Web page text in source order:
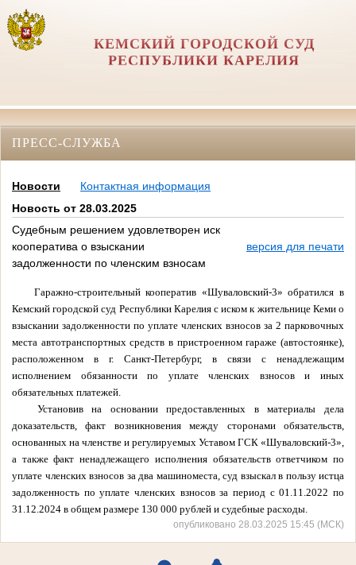
КЕМСКИЙ ГОРОДСКОЙ СУД
РЕСПУБЛИКИ КАРЕЛИЯ
ПРЕСС-СЛУЖБА
Новости
Контактная информация
Новость от 28.03.2025
Судебным решением удовлетворен иск
кооператива о взыскании
задолженности по членским взносам
версия для печати
Гаражно-строительный кооператив «Шуваловский-3» обратился в
Кемский городской суд Республики Карелия с иском к жительнице Кеми о
взыскании задолженности по уплате членских взносов за 2 парковочных
места автотранспортных средств в пристроенном гараже (автостоянке),
расположенном в г. Санкт-Петербург, в связи с ненадлежащим
исполнением обязанности по уплате членских взносов и иных
обязательных платежей.
Установив на основании предоставленных в материалы дела
доказательств, факт возникновения между сторонами обязательств,
основанных на членстве и регулируемых Уставом ГСК «Шуваловский-3»,
а также факт ненадлежащего исполнения обязательств ответчиком по
уплате членских взносов за два машиноместа, суд взыскал в пользу истца
задолженность по уплате членских взносов за период с 01.11.2022 по
31.12.2024 в общем размере 130 000 рублей и судебные расходы.
опубликовано 28.03.2025 15:45 (МСК)